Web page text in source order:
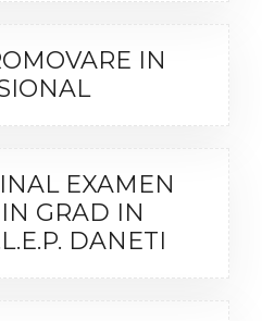
IN
EXAMEN
GRAD IN
DANETI